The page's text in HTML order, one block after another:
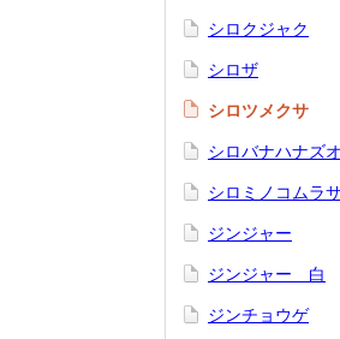
シロクジャク
シロザ
シロツメクサ
シロバナハナズ
シロミノコムラ
ジンジャー
ジンジャー 白
ジンチョウゲ